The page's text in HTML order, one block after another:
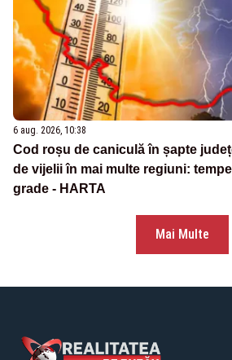
6 aug. 2026, 10:38
Cod roșu de caniculă în șapte
de vijelii în mai multe regiuni:
grade - HARTA
Mai Multe